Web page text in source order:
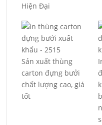
Hiện Đại
Sản xuất thùng
carton đựng bưởi
chất lượng cao, giá
tốt